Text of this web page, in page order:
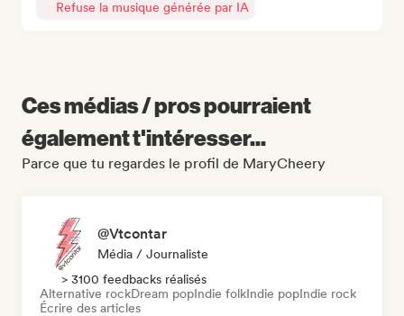
Refuse la musique générée par IA
Ces médias / pros pourraient
également t'intéresser...
Parce que tu regardes le profil de MaryCheery
@Vtcontar
Média / Journaliste
> 3100 feedbacks réalisés
Alternative rockDream popIndie folkIndie popIndie rock
Écrire des articles